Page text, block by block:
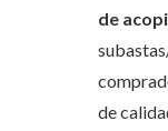
de
de